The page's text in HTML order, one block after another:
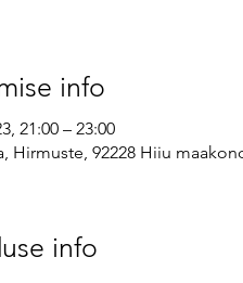
info
21:00 – 23:00
Hirmuste, 92228 Hiiu
info